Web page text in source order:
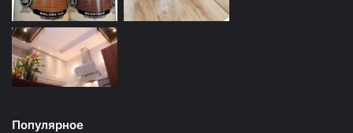
Популярное